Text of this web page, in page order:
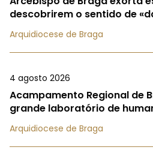
descobrirem o sentido de
Arquidiocese de Braga
4 agosto 2026
Acampamento Regional de
grande laboratório de
Arquidiocese de Braga